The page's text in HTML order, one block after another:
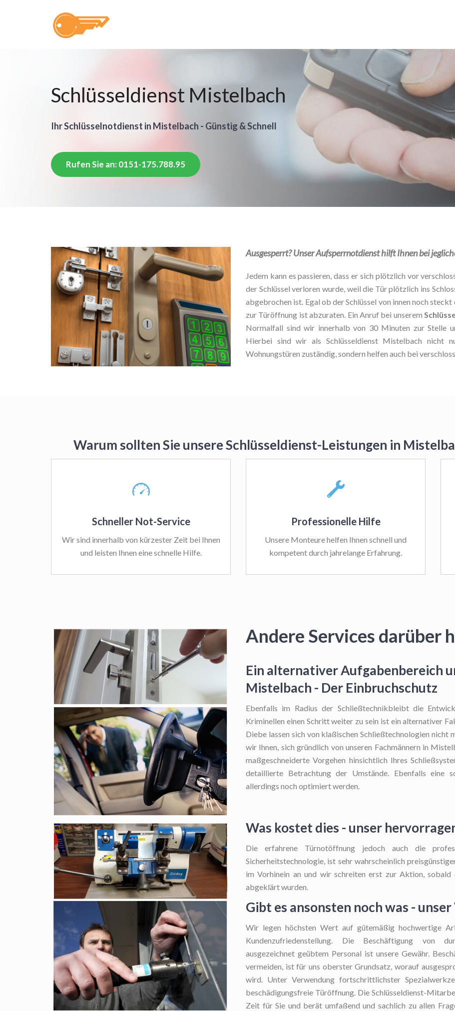
Schlüsseldienst Mistelbach
Ihr Schlüsselnotdienst in Mistelbach - Günstig & Schnell
Rufen Sie an: 0151-175.788.95
Ausgesperrt? Unser Aufsperrnotdienst hilft Ihnen bei
Jedem kann es passieren, dass er sich plötzlich vor
der Schlüssel verloren wurde, weil die Tür plötzlich ins
abgebrochen ist. Egal ob der Schlüssel von innen noch
zur Türöffnung ist abzuraten. Ein Anruf bei unserem
Normalfall sind wir innerhalb von 30 Minuten zur Stelle
Hierbei sind wir als Schlüsseldienst Mistelbach nicht
Wohnungstüren zuständig, sondern helfen auch bei
Warum sollten Sie unsere Schlüsseldienst-Leistungen in
Schneller Not-Service
Wir sind innerhalb von kürzester Zeit bei Ihnen
und leisten Ihnen eine schnelle Hilfe.
Professionelle Hilfe
Unsere Monteure helfen Ihnen schnell und
kompetent durch jahrelange Erfahrung.
Andere Services darüber
Ein alternativer Aufgabenbereich
Mistelbach - Der Einbruchschutz
Ebenfalls im Radius der Schließtechnikbleibt die
Kriminellen einen Schritt weiter zu sein ist ein alternativer
Diebe lassen sich von klaßischen Schließtechnologien nicht
wir Ihnen, sich gründlich von unseren Fachmännern in
maßgeschneiderte Vorgehen hinsichtlich Ihres
detaillierte Betrachtung der Umstände. Ebenfalls eine
allerdings noch optimiert werden.
Was kostet dies - unser
Die erfahrene Türnotöffnung jedoch auch die
Sicherheitstechnologie, ist sehr wahrscheinlich
im Vorhinein an und wir schreiten erst zur Aktion, sobald
abgeklärt wurden.
Gibt es ansonsten noch was -
Wir legen höchsten Wert auf gütemäßig hochwertige
Kundenzufriedenstellung. Die Beschäftigung von
ausgezeichnet geübtem Personal ist unsere Gewähr.
vermeiden, ist für uns oberster Grundsatz, worauf
wird. Unter Verwendung fortschrittlichster
beschädigungsfreie Türöffnung. Die Schlüsseldienst-
Zeit für Sie und berät umfaßend und sachlich zu allen